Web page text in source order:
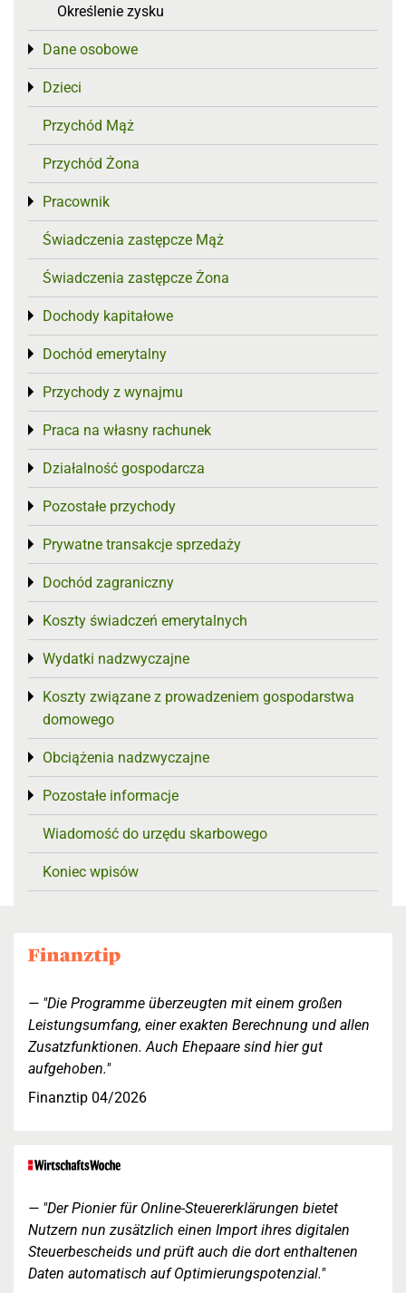
Określenie zysku
Dane osobowe
Toggle menu
Dzieci
Toggle menu
Przychód Mąż
Przychód Żona
Pracownik
Toggle menu
Świadczenia zastępcze Mąż
Świadczenia zastępcze Żona
Dochody kapitałowe
Toggle menu
Dochód emerytalny
Toggle menu
Przychody z wynajmu
Toggle menu
Praca na własny rachunek
Toggle menu
Działalność gospodarcza
Toggle menu
Pozostałe przychody
Toggle menu
Prywatne transakcje sprzedaży
Toggle menu
Dochód zagraniczny
Toggle menu
Koszty świadczeń emerytalnych
Toggle menu
Wydatki nadzwyczajne
Toggle menu
Koszty związane z prowadzeniem gospodarstwa
domowego
Toggle menu
Obciążenia nadzwyczajne
Toggle menu
Pozostałe informacje
Toggle menu
Wiadomość do urzędu skarbowego
Koniec wpisów
"Die Programme überzeugten mit einem großen
Leistungsumfang, einer exakten Berechnung und allen
Zusatzfunktionen. Auch Ehepaare sind hier gut
aufgehoben."
Finanztip 04/2026
"Der Pionier für Online-Steuererklärungen bietet
Nutzern nun zusätzlich einen Import ihres digitalen
Steuerbescheids und prüft auch die dort enthaltenen
Daten automatisch auf Optimierungspotenzial."